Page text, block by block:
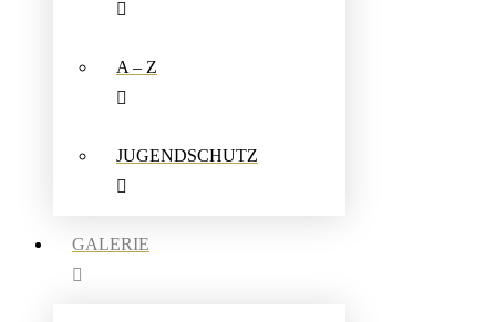
A – Z
JUGENDSCHUTZ
GALERIE